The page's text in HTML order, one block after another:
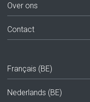
Over ons
Contact
Français (BE)
Nederlands (BE)